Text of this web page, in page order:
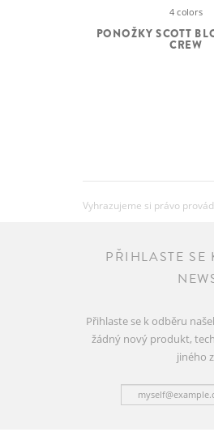
4 colors
PONOŽKY SCOTT
CREW
Vyhrazujeme si právo
PŘIHLASTE SE
Přihlaste se k odběru
žádný nový produkt,
jiného